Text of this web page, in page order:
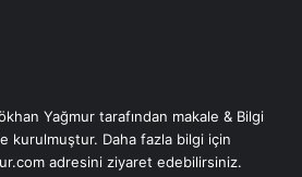
Yağmur tarafından makale & Bilgi
ile kurulmuştur. Daha fazla bilgi için
adresini ziyaret edebilirsiniz.